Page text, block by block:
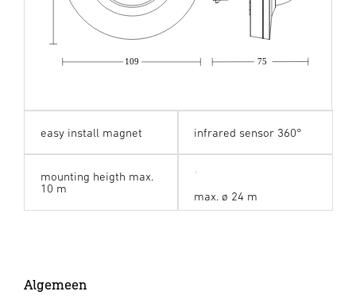
75
109
easy install magnet infrared sensor 360°
mounting heigth max.
10 m
max. ø 24 m
Algemeen